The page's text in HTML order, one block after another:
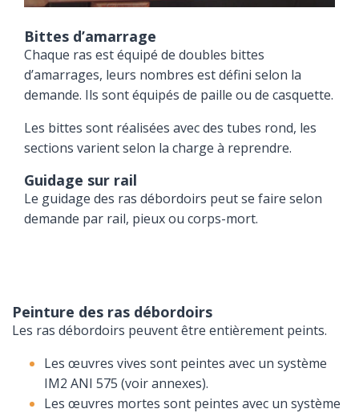
Bittes d’amarrage
Chaque ras est équipé de doubles bittes
d’amarrages, leurs nombres est défini selon la
demande. Ils sont équipés de paille ou de casquette.
Les bittes sont réalisées avec des tubes rond, les
sections varient selon la charge à reprendre.
Guidage sur rail
Le guidage des ras débordoirs peut se faire selon
demande par rail, pieux ou corps-mort.
Peinture des ras débordoirs
Les ras débordoirs peuvent être entièrement peints.
Les œuvres vives sont peintes avec un système
IM2 ANI 575 (voir annexes).
Les œuvres mortes sont peintes avec un système